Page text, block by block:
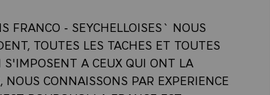
FRANCO - SEYCHELLOISES` NOUS
TOUTES LES TACHES ET TOUTES
S'IMPOSENT A CEUX QUI ONT LA
CONNAISSONS PAR EXPERIENCE